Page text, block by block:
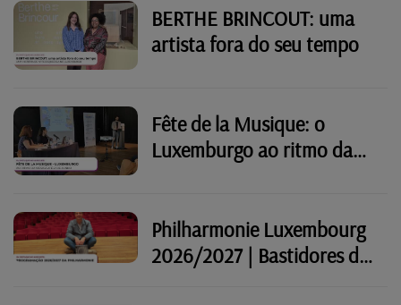
BERTHE BRINCOUT: uma
artista fora do seu tempo
Fête de la Musique: o
Luxemburgo ao ritmo da
Philharmonie Luxembourg
2026/2027 | Bastidores do